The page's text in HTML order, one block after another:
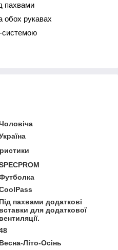
пахвами
обох рукавах
системою
Під пахвами додаткові
вставки для додаткової
вентиляції.
Весна-Літо-Осінь